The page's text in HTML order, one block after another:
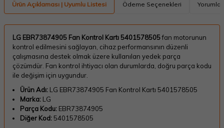
Ürün Açıklaması | Uyumlu Listesi Ödeme Seçenekleri Yorumlar
LG EBR73874905 Fan Kontrol Kartı 5401578505fan motorunun
kontrol edilmesini sağlayan, cihaz performansının düzenli
çalışmasına destek olmak üzere kullanılan yedek parça
çözümdür. Fan kontrol ihtiyacı olan durumlarda, doğru parça kodu
ile değişim için uygundur.
Ürün Adı: LG EBR73874905 Fan Kontrol Kartı 5401578505
Marka: LG
Parça Kodu: EBR73874905
Diğer Kod: 5401578505